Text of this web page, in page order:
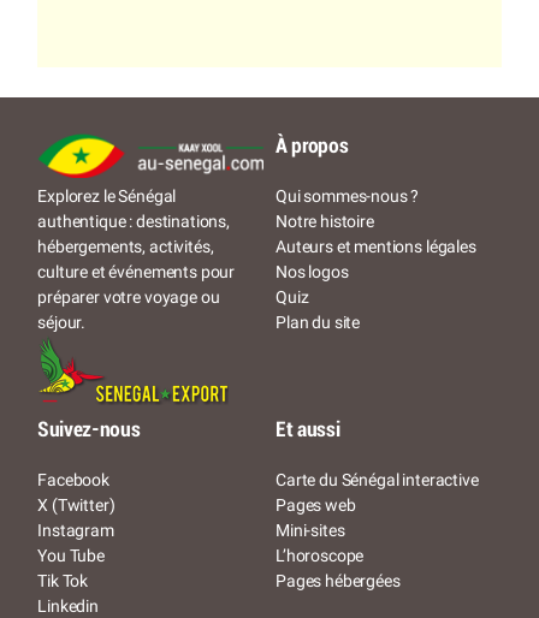
Explorez le Sénégal
authentique : destinations,
hébergements, activités,
culture et événements pour
préparer votre voyage ou
séjour.
À propos
Qui sommes-nous ?
Notre histoire
Auteurs et mentions légales
Nos logos
Quiz
Plan du site
Suivez-nous
Facebook
X (Twitter)
Instagram
You Tube
Tik Tok
Linkedin
Et aussi
Carte du Sénégal interactive
Pages web
Mini-sites
L’horoscope
Pages hébergées